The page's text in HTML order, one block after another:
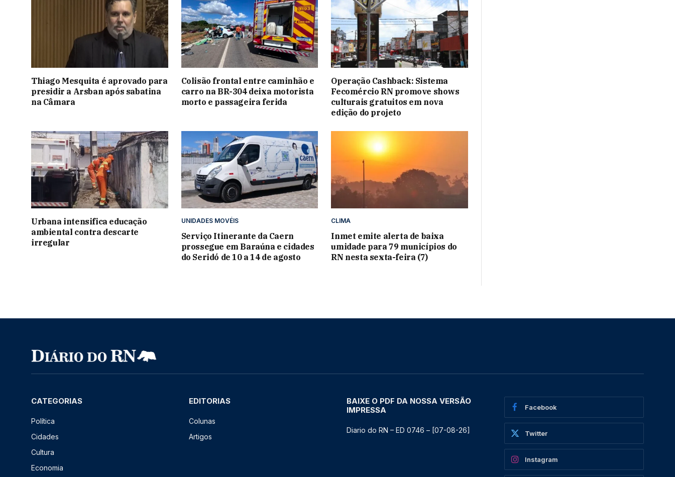
Thiago Mesquita é aprovado para
presidir a Arsban após sabatina
na Câmara
Colisão frontal entre caminhão e
carro na BR-304 deixa motorista
morto e passageira ferida
Operação Cashback: Sistema
Fecomércio RN promove shows
culturais gratuitos em nova
edição do projeto
Urbana intensifica educação
ambiental contra descarte
irregular
UNIDADES MOVÉIS
Serviço Itinerante da Caern
prossegue em Baraúna e cidades
do Seridó de 10 a 14 de agosto
CLIMA
Inmet emite alerta de baixa
umidade para 79 municípios do
RN nesta sexta-feira (7)
CATEGORIAS
Política
Cidades
Cultura
Economia
EDITORIAS
Colunas
Artigos
BAIXE O PDF DA NOSSA VERSÃO
IMPRESSA
Diario do RN – ED 0746 – [07-08-26]
Facebook
Twitter
Instagram